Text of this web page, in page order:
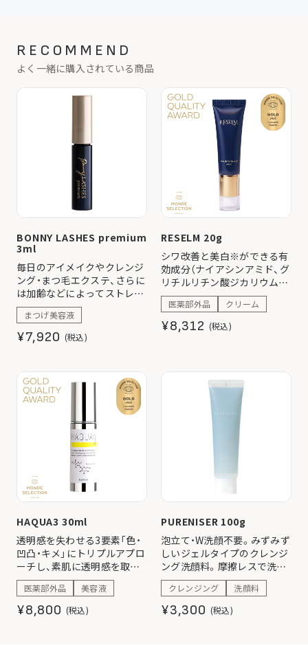
RECOMMEND
よく一緒に購入されている商品
BONNY LASHES premium
3ml
毎日のアイメイクやクレンジ
ング・まつ毛エクステ、さらに
は加齢などによってストレス
やダメージを感じてしまった
まつ毛を優しくケア。
まつげ美容液
¥7,920 (税込)
RESELM 20g
シワ改善と美白※ができる有
効成分（ナイアシンアミド、グ
リチルリチン酸ジカリウム）
配合の美容クリームです。 ホ
ワイトフローラルのさりげな
い香りで気分もリフレッシ
ュ。
医薬部外品 クリーム
¥8,312 (税込)
HAQUA3 30ml
透明感を失わせる3要素「色・
凹凸・キメ」にトリプルアプロ
ーチし、素肌に透明感を取り
戻す新発想の美白(*)美容液。
(*)メラニンの生成を抑え、シ
ミ・そばかすを防ぐ
医薬部外品 美容液
¥8,800 (税込)
PURENISER 100g
泡立て・W洗顔不要。みずみず
しいジェルタイプのクレンジ
ング洗顔料。摩擦レスで洗い
上がりもスッキリなめらか
に。
クレンジング 洗顔料
¥3,300 (税込)